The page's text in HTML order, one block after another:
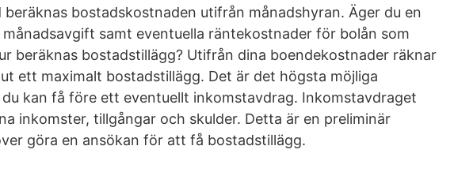
bostadskostnaden utifrån månadshyran. Äger du en
samt eventuella räntekostnader för bolån som
beräknas bostadstillägg? Utifrån dina boendekostnader räknar
ett maximalt bostadstillägg. Det är det högsta möjliga
kan få före ett eventuellt inkomstavdrag. Inkomstavdraget
inkomster, tillgångar och skulder. Detta är en preliminär
göra en ansökan för att få bostadstillägg.